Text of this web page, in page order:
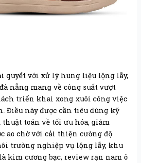
quyết với xử lý hung liệu lộng lẫy,
nẵng mang về công suất vượt
triển khai xong xuôi công việc
Điều này được cần tiêu dùng kỹ
toán về tối ưu hóa, giảm
ao chờ với cải thiện cường độ
trường nghiệp vụ lộng lẫy, khu
kim cương bạc, review rạn nam ô